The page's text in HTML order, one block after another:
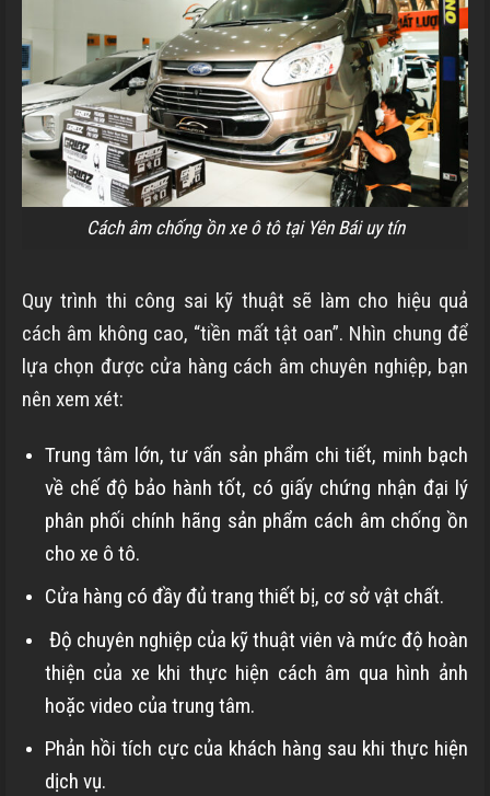
Cách âm chống ồn xe ô tô tại Yên Bái uy tín
Quy trình thi công sai kỹ thuật sẽ làm cho hiệu quả
cách âm không cao, “tiền mất tật oan”. Nhìn chung để
lựa chọn được cửa hàng cách âm chuyên nghiệp, bạn
nên xem xét:
Trung tâm lớn, tư vấn sản phẩm chi tiết, minh bạch
về chế độ bảo hành tốt, có giấy chứng nhận đại lý
phân phối chính hãng sản phẩm cách âm chống ồn
cho xe ô tô.
Cửa hàng có đầy đủ trang thiết bị, cơ sở vật chất.
Độ chuyên nghiệp của kỹ thuật viên và mức độ hoàn
thiện của xe khi thực hiện cách âm qua hình ảnh
hoặc video của trung tâm.
Phản hồi tích cực của khách hàng sau khi thực hiện
dịch vụ.